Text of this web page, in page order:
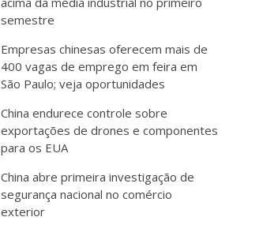
semestre
Empresas chinesas oferecem mais de
400 vagas de emprego em feira em
São Paulo; veja oportunidades
China endurece controle sobre
exportações de drones e componentes
para os EUA
China abre primeira investigação de
segurança nacional no comércio
exterior